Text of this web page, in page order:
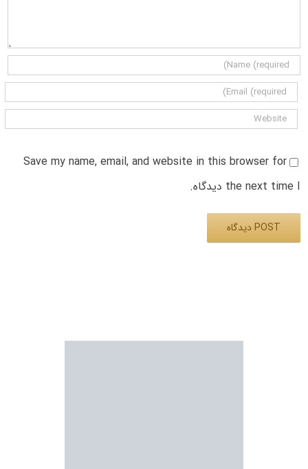
Save my name, email, and website in this browser for
the next time I دیدگاه.